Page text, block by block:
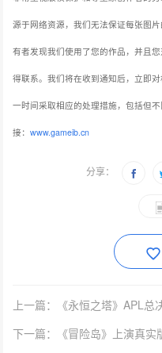
源于网络资源，我们无法保证每张图
有者发现我们使用了您的作品，并且
得联系。我们将在收到通知后，立即
一时间采取相应的处理措施，包括但
接：www.gameib.cn
分享：